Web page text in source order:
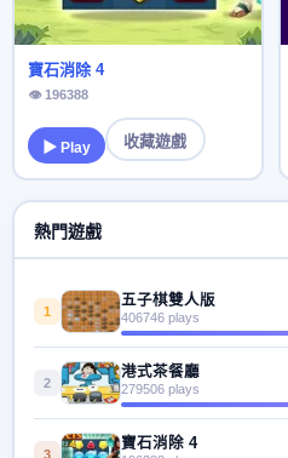
寶石消除 4
👁 196388
▶ Play 收藏遊戲
熱門遊戲
1
五子棋雙人版
406746 plays
2
港式茶餐廳
279506 plays
3
寶石消除 4